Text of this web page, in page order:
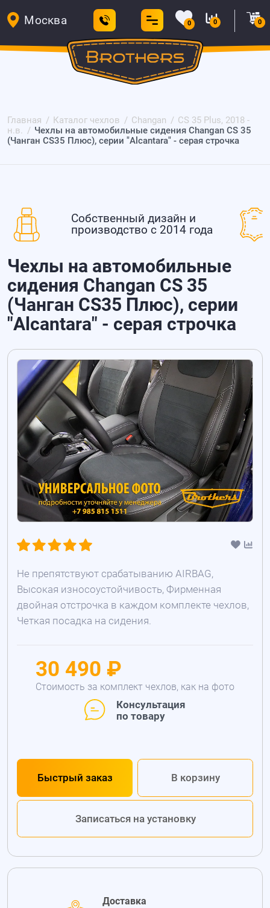
Москва 0 0 0
Главная Каталог чехлов Changan
CS 35 Plus, 2018 -
н.в.
Чехлы на автомобильные сидения Changan CS 35
(Чанган CS35 Плюс), серии "Alcantara" - серая строчка
Собственный дизайн и
производство с 2014 года
Чехлы на автомобильные
сидения Changan CS 35
(Чанган CS35 Плюс), серии
"Alcantara" - серая строчка
Не препятствуют срабатыванию AIRBAG,
Высокая износоустойчивость, Фирменная
двойная отстрочка в каждом комплекте чехлов,
Четкая посадка на сидения.
30 490 ₽
Стоимость за комплект чехлов, как на фото
Консультация
по товару
Быстрый заказ В корзину
Записаться на установку
Доставка